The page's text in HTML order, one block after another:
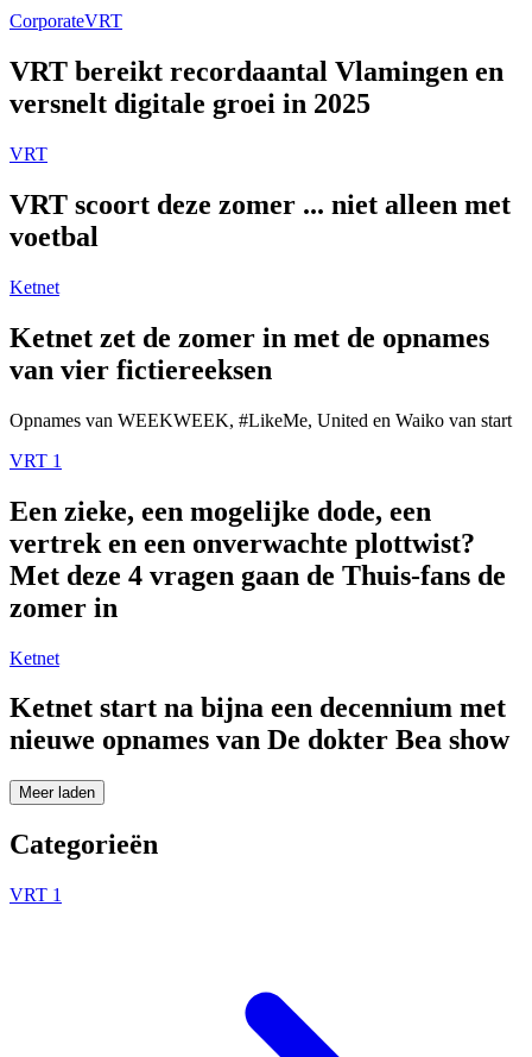
CorporateVRT
VRT bereikt recordaantal Vlamingen en
versnelt digitale groei in 2025
VRT
VRT scoort deze zomer ... niet alleen met
voetbal
Ketnet
Ketnet zet de zomer in met de opnames
van vier fictiereeksen
Opnames van WEEKWEEK, #LikeMe, United en Waiko van start
VRT 1
Een zieke, een mogelijke dode, een
vertrek en een onverwachte plottwist?
Met deze 4 vragen gaan de Thuis-fans de
zomer in
Ketnet
Ketnet start na bijna een decennium met
nieuwe opnames van De dokter Bea show
Meer laden
Categorieën
VRT 1